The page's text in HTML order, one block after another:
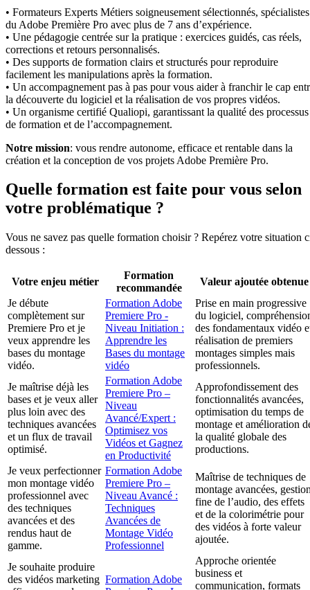
• Formateurs Experts Métiers soigneusement sélectionnés, spécialistes
du Adobe Première Pro avec plus de 7 ans d’expérience.
• Une pédagogie centrée sur la pratique : exercices guidés, cas réels,
corrections et retours personnalisés.
• Des supports de formation clairs et structurés pour reproduire
facilement les manipulations après la formation.
• Un accompagnement pas à pas pour vous aider à franchir le cap
la découverte du logiciel et la réalisation de vos propres vidéos.
• Un organisme certifié Qualiopi, garantissant la qualité des processus
de formation et de l’accompagnement.
Notre mission: vous rendre autonome, efficace et rentable dans la
création et la conception de vos projets Adobe Première Pro.
Quelle formation est faite pour vous selon
votre problématique ?
Vous ne savez pas quelle formation choisir ? Repérez votre situation
dessous :
Votre enjeu métier
Formation
recommandée
Valeur ajoutée obtenue
Je débute
complètement sur
Premiere Pro et je
veux apprendre les
bases du montage
vidéo.
Formation Adobe
Premiere Pro -
Niveau Initiation :
Apprendre les
Bases du montage
vidéo
Prise en main progressive
du logiciel,
des fondamentaux vidéo
réalisation de premiers
montages simples mais
professionnels.
Je maîtrise déjà les
bases et je veux aller
plus loin avec des
techniques avancées
et un flux de travail
optimisé.
Formation Adobe
Premiere Pro –
Niveau
Avancé/Expert :
Optimisez vos
Vidéos et Gagnez
en Productivité
Approfondissement des
fonctionnalités avancées,
optimisation du temps de
montage et amélioration
la qualité globale des
productions.
Je veux perfectionner
mon montage vidéo
professionnel avec
des techniques
avancées et des
rendus haut de
gamme.
Formation Adobe
Premiere Pro –
Niveau Avancé :
Techniques
Avancées de
Montage Vidéo
Professionnel
Maîtrise de techniques de
montage avancées,
fine de l’audio, des effets
et de la colorimétrie pour
des vidéos à forte valeur
ajoutée.
Je souhaite produire
des vidéos marketing Formation Adobe
Approche orientée
business et
communication, formats